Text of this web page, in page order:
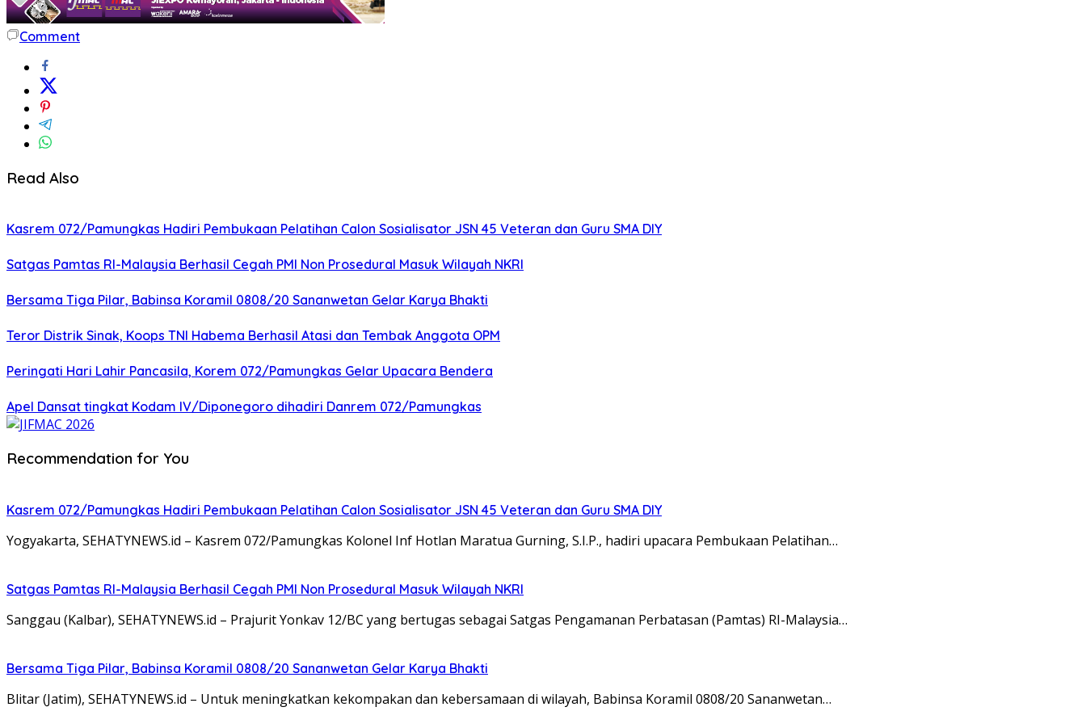
Comment
Read Also
Kasrem 072/Pamungkas Hadiri Pembukaan Pelatihan Calon Sosialisator JSN 45 Veteran dan Guru SMA DIY
Satgas Pamtas RI-Malaysia Berhasil Cegah PMI Non Prosedural Masuk Wilayah NKRI
Bersama Tiga Pilar, Babinsa Koramil 0808/20 Sananwetan Gelar Karya Bhakti
Teror Distrik Sinak, Koops TNI Habema Berhasil Atasi dan Tembak Anggota OPM
Peringati Hari Lahir Pancasila, Korem 072/Pamungkas Gelar Upacara Bendera
Apel Dansat tingkat Kodam lV/Diponegoro dihadiri Danrem 072/Pamungkas
Recommendation for You
Kasrem 072/Pamungkas Hadiri Pembukaan Pelatihan Calon Sosialisator JSN 45 Veteran dan Guru SMA DIY
Yogyakarta, SEHATYNEWS.id – Kasrem 072/Pamungkas Kolonel Inf Hotlan Maratua Gurning, S.I.P., hadiri upacara Pembukaan Pelatihan…
Satgas Pamtas RI-Malaysia Berhasil Cegah PMI Non Prosedural Masuk Wilayah NKRI
Sanggau (Kalbar), SEHATYNEWS.id – Prajurit Yonkav 12/BC yang bertugas sebagai Satgas Pengamanan Perbatasan (Pamtas) RI-Malaysia…
Bersama Tiga Pilar, Babinsa Koramil 0808/20 Sananwetan Gelar Karya Bhakti
Blitar (Jatim), SEHATYNEWS.id – Untuk meningkatkan kekompakan dan kebersamaan di wilayah, Babinsa Koramil 0808/20 Sananwetan…